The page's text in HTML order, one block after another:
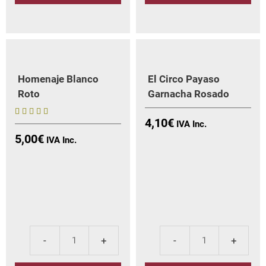
Homenaje Blanco
Roto
5
sobre 5
5,00€
Blanco
El Circo Payaso
Garnacha Rosado
4,10€